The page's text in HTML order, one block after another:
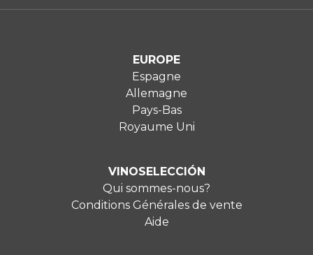
EUROPE
Espagne
Allemagne
Pays-Bas
Royaume Uni
VINOSELECCIÓN
Qui sommes-nous?
Conditions Générales de vente
Aide